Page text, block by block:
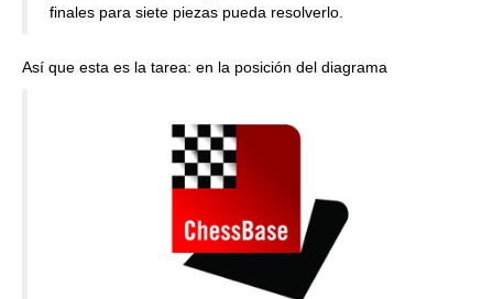
finales para siete piezas pueda resolverlo.
Así que esta es la tarea: en la posición del diagrama